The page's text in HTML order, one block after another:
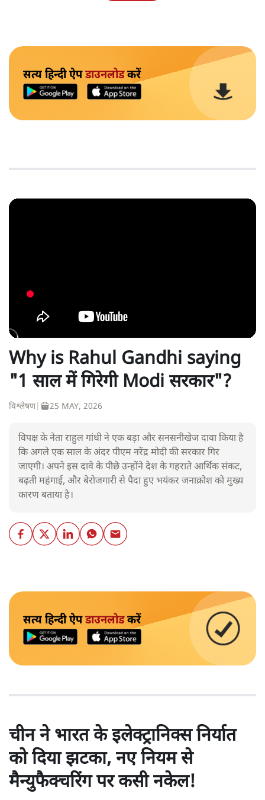
सत्य हिन्दी ऐपडाउनलोडकरें
Why is Rahul Gandhi saying
"1 साल में गिरेगी Modi सरकार"?
विश्लेषण| 25 MAY, 2026
विपक्ष के नेता राहुल गांधी ने एक बड़ा और सनसनीखेज दावा किया है
कि अगले एक साल के अंदर पीएम नरेंद्र मोदी की सरकार गिर
जाएगी। अपने इस दावे के पीछे उन्होंने देश के गहराते आर्थिक संकट,
बढ़ती महंगाई, और बेरोजगारी से पैदा हुए भयंकर जनाक्रोश को मुख्य
कारण बताया है।
सत्य हिन्दी ऐपडाउनलोडकरें
चीन ने भारत के इलेक्ट्रानिक्स निर्यात
को दिया झटका, नए नियम से
मैन्युफैक्चरिंग पर कसी नकेल!